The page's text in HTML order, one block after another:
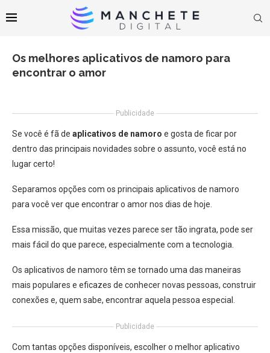
Os melhores aplicativos de namoro para
encontrar o amor
Publicidade
Se você é fã de aplicativos de namoro e gosta de ficar por
dentro das principais novidades sobre o assunto, você está no
lugar certo!
Separamos opções com os principais aplicativos de namoro
para você ver que encontrar o amor nos dias de hoje.
Essa missão, que muitas vezes parece ser tão ingrata, pode ser
mais fácil do que parece, especialmente com a tecnologia.
Os aplicativos de namoro têm se tornado uma das maneiras
mais populares e eficazes de conhecer novas pessoas, construir
conexões e, quem sabe, encontrar aquela pessoa especial.
Publicidade
Com tantas opções disponíveis, escolher o melhor aplicativo